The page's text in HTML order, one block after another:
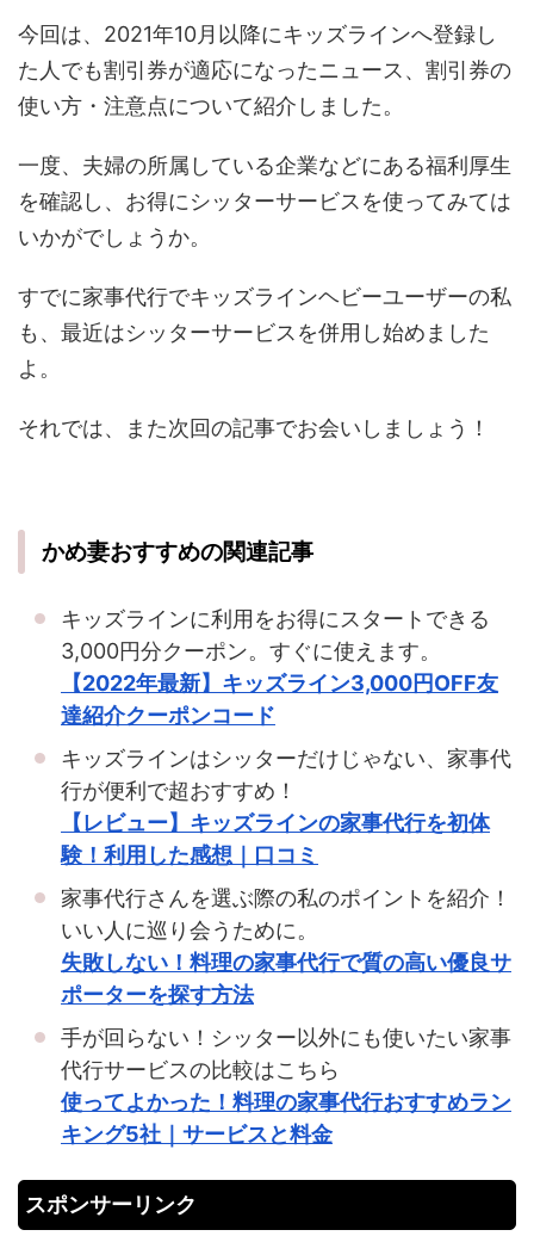
今回は、2021年10月以降にキッズラインへ登録し
た人でも割引券が適応になったニュース、割引券の
使い方・注意点について紹介しました。
一度、夫婦の所属している企業などにある福利厚生
を確認し、お得にシッターサービスを使ってみては
いかがでしょうか。
すでに家事代行でキッズラインヘビーユーザーの私
も、最近はシッターサービスを併用し始めました
よ。
それでは、また次回の記事でお会いしましょう！
かめ妻おすすめの関連記事
キッズラインに利用をお得にスタートできる
3,000円分クーポン。すぐに使えます。
【2022年最新】キッズライン3,000円OFF友
達紹介クーポンコード
キッズラインはシッターだけじゃない、家事代
行が便利で超おすすめ！
【レビュー】キッズラインの家事代行を初体
験！利用した感想｜口コミ
家事代行さんを選ぶ際の私のポイントを紹介！
いい人に巡り会うために。
失敗しない！料理の家事代行で質の高い優良サ
ポーターを探す方法
手が回らない！シッター以外にも使いたい家事
代行サービスの比較はこちら
使ってよかった！料理の家事代行おすすめラン
キング5社｜サービスと料金
スポンサーリンク